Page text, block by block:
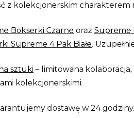
z kolekcjonerskim charakterem
Bokserki Czarne oraz Supreme
Supreme 4 Pak Białe.
sztuki – limitowana
kolekcjonerskimi.
dostawę w 24